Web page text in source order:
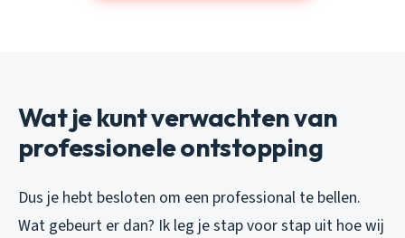
Wat je kunt verwachten van
professionele ontstopping
Dus je hebt besloten om een professional te bellen.
Wat gebeurt er dan? Ik leg je stap voor stap uit hoe wij